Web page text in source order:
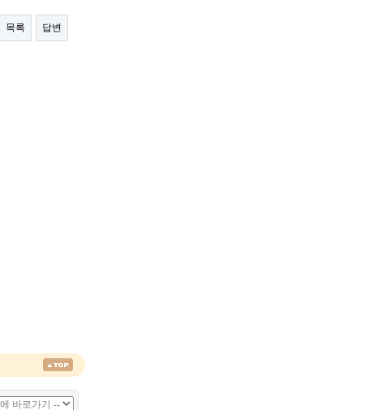
목록 답변